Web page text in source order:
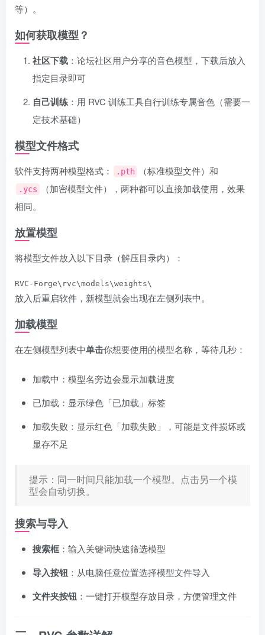
等）。
如何获取模型？
社区下载 ：论坛社区用户分享的音色模型，下载后放入
指定目录即可
自己训练 ：用 RVC 训练工具自行训练专属音色（需要一
定技术基础）
模型文件格式
软件支持两种模型格式： .pth （标准模型文件）和
.ycs
（加密模型文件），两种都可以直接加载使用，效果
相同。
放置模型
将模型文件放入以下目录（解压目录内）：
RVC-Forge\rvc\models\weights\
放入后重启软件，新模型就会出现在左侧列表中。
加载模型
在左侧模型列表中单击你想要使用的模型名称，等待几秒：
加载中：模型名旁边会显示加载进度
已加载：显示绿色「已加载」标签
加载失败：显示红色「加载失败」，可能是文件损坏或
显存不足
提示：同一时间只能加载一个模型。点击另一个模
型会自动切换。
搜索与导入
搜索框：输入关键词快速筛选模型
导入按钮 ：从电脑任意位置选择模型文件导入
文件夹按钮 ：一键打开模型存放目录，方便管理文件